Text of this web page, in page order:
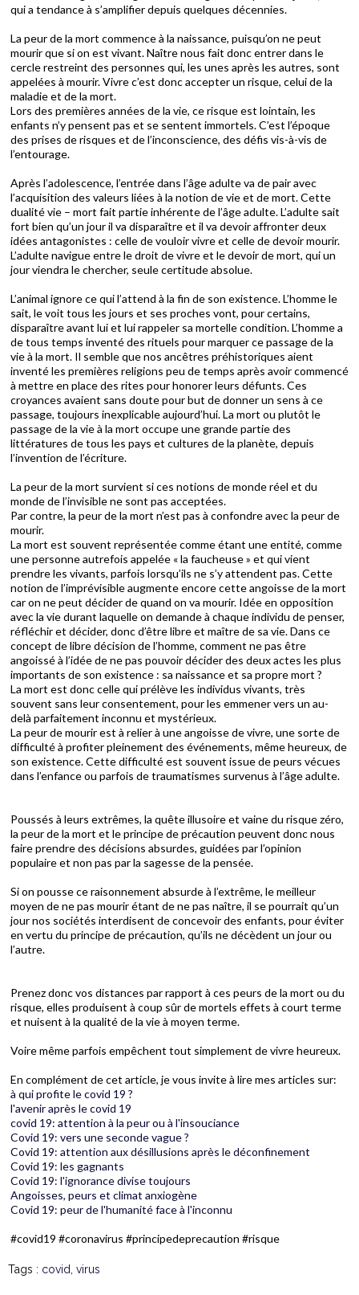
qui a tendance à s’amplifier depuis quelques décennies.
La peur de la mort commence à la naissance, puisqu’on ne peut
mourir que si on est vivant. Naître nous fait donc entrer dans le
cercle restreint des personnes qui, les unes après les autres, sont
appelées à mourir. Vivre c’est donc accepter un risque, celui de la
maladie et de la mort.
Lors des premières années de la vie, ce risque est lointain, les
enfants n’y pensent pas et se sentent immortels. C’est l’époque
des prises de risques et de l’inconscience, des défis vis-à-vis de
l’entourage.
Après l’adolescence, l’entrée dans l’âge adulte va de pair avec
l’acquisition des valeurs liées à la notion de vie et de mort. Cette
dualité vie – mort fait partie inhérente de l’âge adulte. L’adulte sait
fort bien qu’un jour il va disparaître et il va devoir affronter deux
idées antagonistes : celle de vouloir vivre et celle de devoir mourir.
L’adulte navigue entre le droit de vivre et le devoir de mort, qui un
jour viendra le chercher, seule certitude absolue.
L’animal ignore ce qui l’attend à la fin de son existence. L’homme le
sait, le voit tous les jours et ses proches vont, pour certains,
disparaître avant lui et lui rappeler sa mortelle condition. L’homme a
de tous temps inventé des rituels pour marquer ce passage de la
vie à la mort. Il semble que nos ancêtres préhistoriques aient
inventé les premières religions peu de temps après avoir commencé
à mettre en place des rites pour honorer leurs défunts. Ces
croyances avaient sans doute pour but de donner un sens à ce
passage, toujours inexplicable aujourd’hui. La mort ou plutôt le
passage de la vie à la mort occupe une grande partie des
littératures de tous les pays et cultures de la planète, depuis
l’invention de l’écriture.
La peur de la mort survient si ces notions de monde réel et du
monde de l’invisible ne sont pas acceptées.
Par contre, la peur de la mort n’est pas à confondre avec la peur de
mourir.
La mort est souvent représentée comme étant une entité, comme
une personne autrefois appelée « la faucheuse » et qui vient
prendre les vivants, parfois lorsqu’ils ne s’y attendent pas. Cette
notion de l’imprévisible augmente encore cette angoisse de la mort
car on ne peut décider de quand on va mourir. Idée en opposition
avec la vie durant laquelle on demande à chaque individu de penser,
réfléchir et décider, donc d’être libre et maître de sa vie. Dans ce
concept de libre décision de l’homme, comment ne pas être
angoissé à l’idée de ne pas pouvoir décider des deux actes les plus
importants de son existence : sa naissance et sa propre mort ?
La mort est donc celle qui prélève les individus vivants, très
souvent sans leur consentement, pour les emmener vers un au-
delà parfaitement inconnu et mystérieux.
La peur de mourir est à relier à une angoisse de vivre, une sorte de
difficulté à profiter pleinement des événements, même heureux, de
son existence. Cette difficulté est souvent issue de peurs vécues
dans l’enfance ou parfois de traumatismes survenus à l’âge adulte.
Poussés à leurs extrêmes, la quête illusoire et vaine du risque zéro,
la peur de la mort et le principe de précaution peuvent donc nous
faire prendre des décisions absurdes, guidées par l’opinion
populaire et non pas par la sagesse de la pensée.
Si on pousse ce raisonnement absurde à l’extrême, le meilleur
moyen de ne pas mourir étant de ne pas naître, il se pourrait qu’un
jour nos sociétés interdisent de concevoir des enfants, pour éviter
en vertu du principe de précaution, qu’ils ne décèdent un jour ou
l’autre.
Prenez donc vos distances par rapport à ces peurs de la mort ou du
risque, elles produisent à coup sûr de mortels effets à court terme
et nuisent à la qualité de la vie à moyen terme.
Voire même parfois empêchent tout simplement de vivre heureux.
En complément de cet article, je vous invite à lire mes articles sur:
à qui profite le covid 19 ?
l'avenir après le covid 19
covid 19: attention à la peur ou à l'insouciance
Covid 19: vers une seconde vague ?
Covid 19: attention aux désillusions après le déconfinement
Covid 19: les gagnants
Covid 19: l'ignorance divise toujours
Angoisses, peurs et climat anxiogène
Covid 19: peur de l'humanité face à l'inconnu
#covid19 #coronavirus #principedeprecaution #risque
Tags : covid virus